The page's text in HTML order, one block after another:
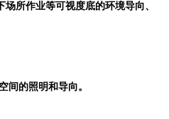
所作业等可视度底的环境导向、
间的照明和导向。